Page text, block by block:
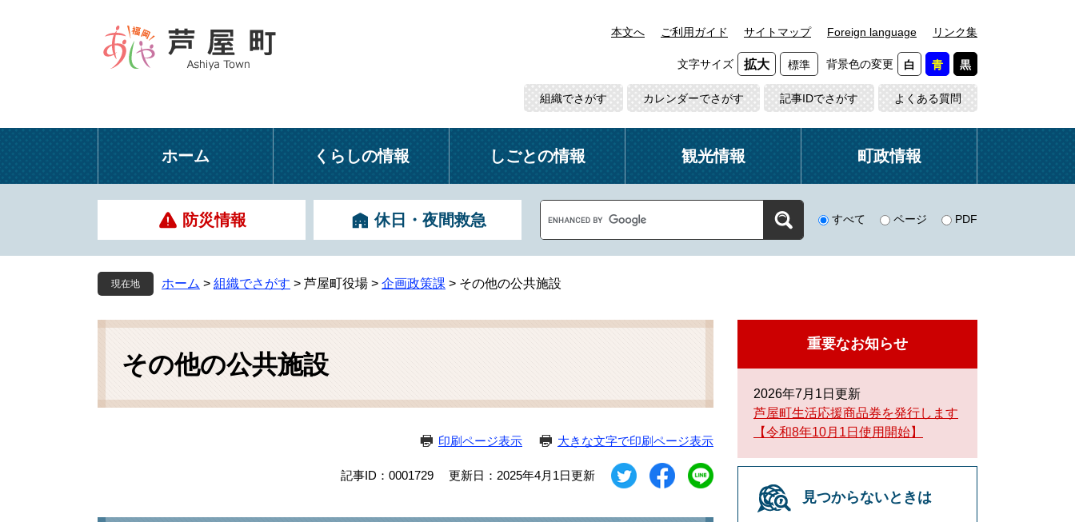
本
本文へ ご利用ガイド サイトマップ Foreign language リンク集
文字サイズ 拡大 標準 背景色の変更 白 青 黒
組織でさがす カレンダーでさがす 記事IDでさがす よくある質問
ホーム くらしの情報 しごとの情報 観光情報 町政情報
防災情報 休日・夜間救急
o
g
e
ス
すべて ページ PDF
現在地 ホーム > 組織でさがす > 芦屋町役場 > 企画政策課 > その他の公共施設
本
その他の公共施設
印刷ページ表示 大きな文字で印刷ページ表示
記事ID：0001729 更新日：2025年4月1日更新
重要なお知らせ
2026年7月1日更新
芦屋町生活応援商品券を発行します
【令和8年10月1日使用開始】
見つからないときは